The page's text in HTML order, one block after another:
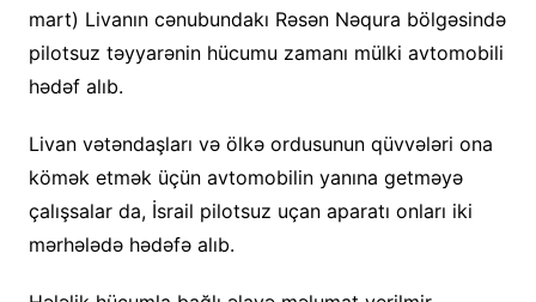
mart) Livanın cənubundakı Rəsən Nəqura bölgəsində
pilotsuz təyyarənin hücumu zamanı mülki avtomobili
hədəf alıb.
Livan vətəndaşları və ölkə ordusunun qüvvələri ona
kömək etmək üçün avtomobilin yanına getməyə
çalışsalar da, İsrail pilotsuz uçan aparatı onları iki
mərhələdə hədəfə alıb.